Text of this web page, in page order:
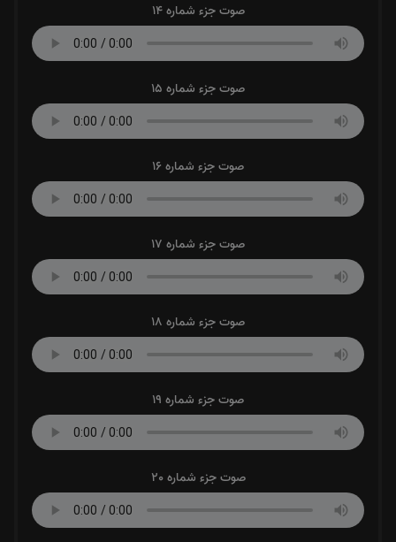
صوت جزء شماره 14
صوت جزء شماره 15
صوت جزء شماره 16
صوت جزء شماره 17
صوت جزء شماره 18
صوت جزء شماره 19
صوت جزء شماره 20